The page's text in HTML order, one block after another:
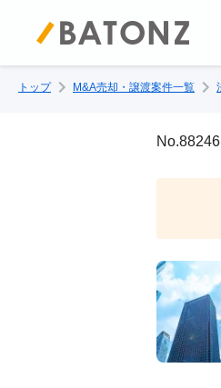
トップ M&A売却・譲渡案件一覧